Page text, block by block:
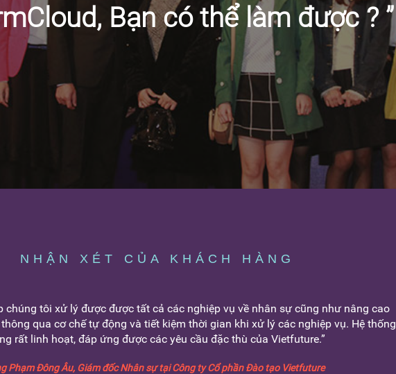
Bạn có thể làm được ? ”
NHẬN XÉT CỦA KHÁCH HÀNG
chúng tôi xử lý được được tất cả các nghiệp vụ về nhân sự cũng như nâng cao
qua cơ chế tự động và tiết kiệm thời gian khi xử lý các nghiệp vụ. Hệ thống
rất linh hoạt, đáp ứng được các yêu cầu đặc thù của Vietfuture.”
Phạm Đông Âu, Giám đốc Nhân sự tại Công ty Cổ phần Đào tạo Vietfuture